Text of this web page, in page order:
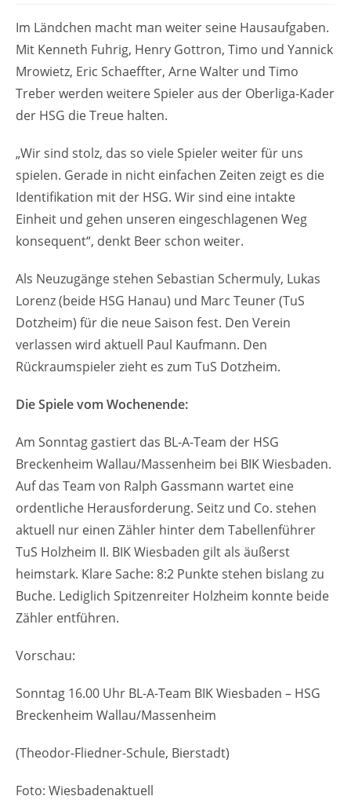
Im Ländchen macht man weiter seine Hausaufgaben.
Mit Kenneth Fuhrig, Henry Gottron, Timo und Yannick
Mrowietz, Eric Schaeffter, Arne Walter und Timo
Treber werden weitere Spieler aus der Oberliga-Kader
der HSG die Treue halten.
„Wir sind stolz, das so viele Spieler weiter für uns
spielen. Gerade in nicht einfachen Zeiten zeigt es die
Identifikation mit der HSG. Wir sind eine intakte
Einheit und gehen unseren eingeschlagenen Weg
konsequent“, denkt Beer schon weiter.
Als Neuzugänge stehen Sebastian Schermuly, Lukas
Lorenz (beide HSG Hanau) und Marc Teuner (TuS
Dotzheim) für die neue Saison fest. Den Verein
verlassen wird aktuell Paul Kaufmann. Den
Rückraumspieler zieht es zum TuS Dotzheim.
Die Spiele vom Wochenende:
Am Sonntag gastiert das BL-A-Team der HSG
Breckenheim Wallau/Massenheim bei BIK Wiesbaden.
Auf das Team von Ralph Gassmann wartet eine
ordentliche Herausforderung. Seitz und Co. stehen
aktuell nur einen Zähler hinter dem Tabellenführer
TuS Holzheim II. BIK Wiesbaden gilt als äußerst
heimstark. Klare Sache: 8:2 Punkte stehen bislang zu
Buche. Lediglich Spitzenreiter Holzheim konnte beide
Zähler entführen.
Vorschau:
Sonntag 16.00 Uhr BL-A-Team BIK Wiesbaden – HSG
Breckenheim Wallau/Massenheim
(Theodor-Fliedner-Schule, Bierstadt)
Foto: Wiesbadenaktuell